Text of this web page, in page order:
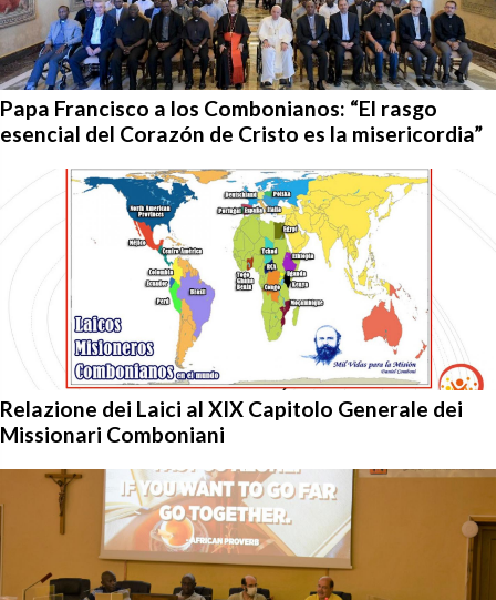
Papa Francisco a los Combonianos: “El rasgo
esencial del Corazón de Cristo es la misericordia”
Relazione dei Laici al XIX Capitolo Generale dei
Missionari Comboniani